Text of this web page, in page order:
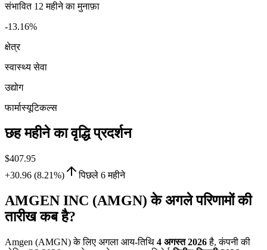
संभावित 12 महीने का मुनाफ़ा
-13.16%
क्षेत्र
स्वास्थ्य सेवा
उद्योग
फार्मास्यूटिकल्स
छह महीने का वृद्धि प्रदर्शन
$407.95
+30.96 (8.21%)
पिछले 6 महीने
AMGEN INC (AMGN) के अगले परिणामों की
तारीख कब है?
Amgen (AMGN) के लिए अगला आय-तिथि 4 अगस्त 2026है, कंपनी की